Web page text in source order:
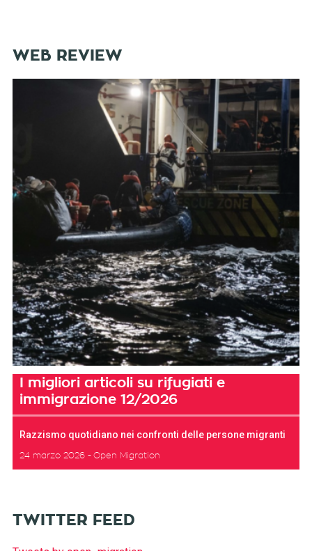
WEB REVIEW
I migliori articoli su rifugiati e
immigrazione 12/2026
Razzismo quotidiano nei confronti delle persone migranti
24 marzo 2026 Open Migration
TWITTER FEED